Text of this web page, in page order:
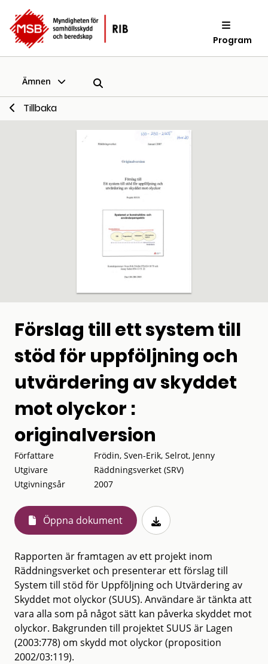
Program
Ämnen
Tillbaka
Förslag till ett system till
stöd för uppföljning och
utvärdering av skyddet
mot olyckor :
originalversion
Författare
Frödin, Sven-Erik, Selrot, Jenny
Utgivare
Räddningsverket (SRV)
Utgivningsår
2007
Öppna dokument
Rapporten är framtagen av ett projekt inom
Räddningsverket och presenterar ett förslag till
System till stöd för Uppföljning och Utvärdering av
Skyddet mot olyckor (SUUS). Användare är tänkta att
vara alla som på något sätt kan påverka skyddet mot
olyckor. Bakgrunden till projektet SUUS är Lagen
(2003:778) om skydd mot olyckor (proposition
2002/03:119).